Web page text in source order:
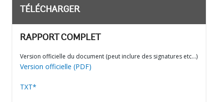
TÉLÉCHARGER
RAPPORT COMPLET
Version officielle du document (peut inclure des signatures etc…)
Version officielle (PDF)
TXT*